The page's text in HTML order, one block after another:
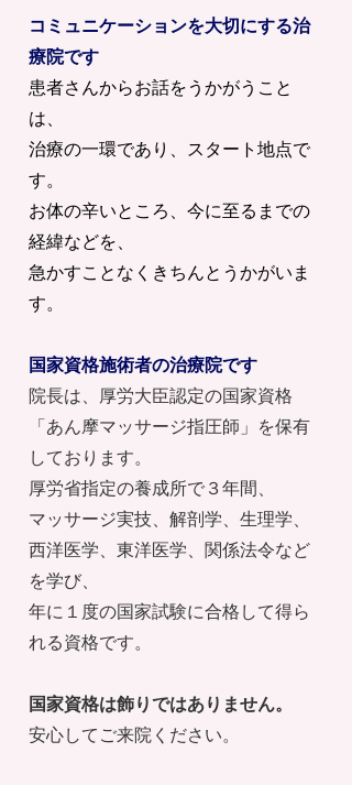
コミュニケーションを大切にする治
療院です
患者さんからお話をうかがうこと
は、
治療の一環であり、スタート地点で
す。
お体の辛いところ、今に至るまでの
経緯などを、
急かすことなくきちんとうかがいま
す。
国家資格施術者の治療院です
院長は、厚労大臣認定の国家資格
「あん摩マッサージ指圧師」を保有
しております。
厚労省指定の養成所で３年間、
マッサージ実技、解剖学、生理学、
西洋医学、東洋医学、関係法令など
を学び、
年に１度の国家試験に合格して得ら
れる資格です。
国家資格は飾りではありません。
安心してご来院ください。